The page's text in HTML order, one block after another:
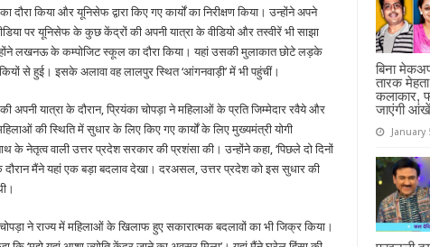
बिना
तारक
कलाकार,
जाएंगी आंखें
January
किया और यूनिसेफ द्वारा किए गए कार्यों का निरीक्षण किया। उन्होंने अपने
पर यूनिसेफ के कुछ केंद्रों की अपनी यात्रा के वीडियो और तस्वीरें भी साझा
लखनऊ के कम्पोजिट स्कूल का दौरा किया। यहां उसकी मुलाकात छोटे लड़के
से हुई। इसके अलावा वह लालपुर स्थित ‘आंगनवाड़ी’ में भी पहुंचीं।
अपनी यात्रा के दौरान, प्रियंका चोपड़ा ने महिलाओं के प्रति जिम्मेदार रवैये और
की स्थिति में सुधार के लिए किए गए कार्यों के लिए मुख्यमंत्री योगी
के नेतृत्व वाली उत्तर प्रदेश सरकार की प्रशंसा की। उन्होंने कहा, ‘पिछले दो दिनों
मैंने यहां एक बड़ा बदलाव देखा। दरअसल, उत्तर प्रदेश को इस सुधार की
ने राज्य में महिलाओं के खिलाफ हुए सकारात्मक बदलावों का भी जिक्र किया।